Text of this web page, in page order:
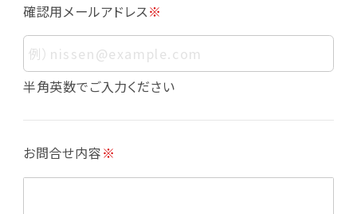
下の通りであり、これらの目的達成の範囲を超
えてお客様の個人情報を利用することはありま
せん。
・会員登録者の個人認証
・会員ポイントプログラムの運営
・メールマガジンの配信
・本サービスに関する規約等の変更の通知
確認用メールアドレス※
半角英数でご入力ください
お問合せ内容※